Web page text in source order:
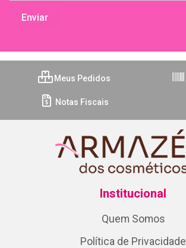
Meus Pedidos
Notas Fiscais
Institucional
Quem Somos
Política de Privacidade